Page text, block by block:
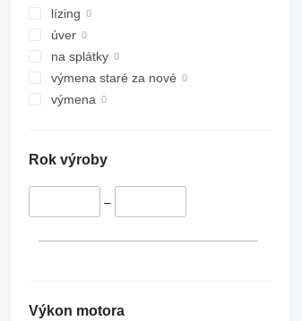
lízing
úver
na splátky
výmena staré za nové
výmena
Rok výroby
–
Výkon motora